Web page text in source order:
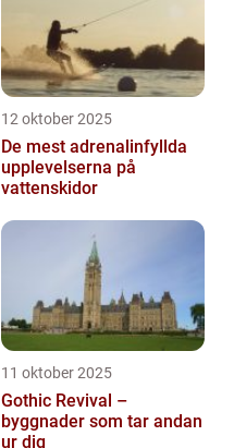
12 oktober 2025
De mest adrenalinfyllda
upplevelserna på
vattenskidor
11 oktober 2025
Gothic Revival –
byggnader som tar andan
ur dig